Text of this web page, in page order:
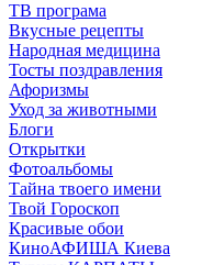
ТВ програма
Вкусные рецепты
Народная медицина
Тосты поздравления
Афоризмы
Уход за животными
Блоги
Открытки
Фотоальбомы
Тайна твоего имени
Твой Гороскоп
Красивые обои
КиноАФИША Киева